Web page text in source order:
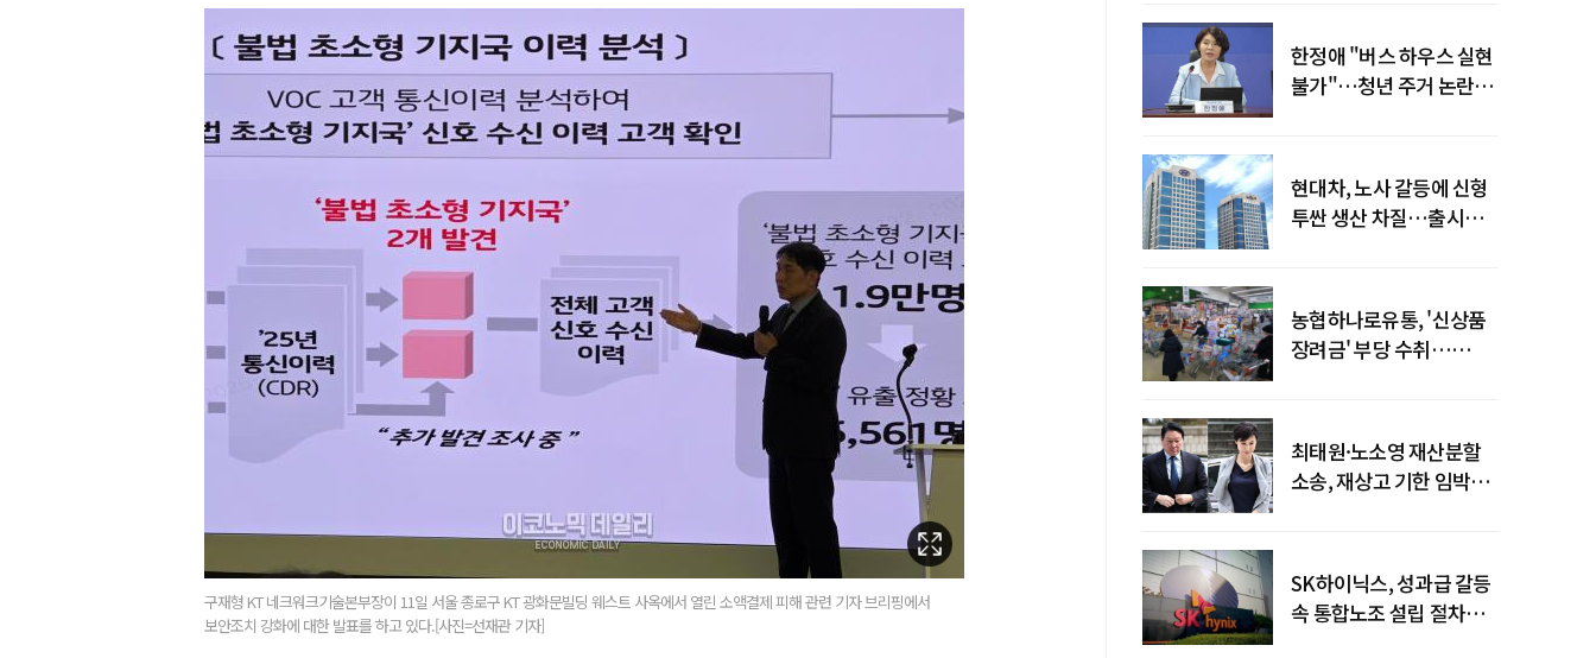
구재형 KT 네크워크기술본부장이 11일 서울 종로구 KT 광화문빌딩 웨스트 사옥에서 열린 소액결제 피해 관련 기자 브리핑에서
보안조치 강화에 대한 발표를 하고 있다.[사진=선재관 기자]
한정애 "버스 하우스 실현
불가"…청년 주거 논란
현대차, 노사 갈등에 신형
투싼 생산 차질…출시
농협하나로유통, '신상품
장려금' 부당 수취…
최태원·노소영 재산분할
소송, 재상고 기한 임박…
SK하이닉스, 성과급 갈등
속 통합노조 설립 절차